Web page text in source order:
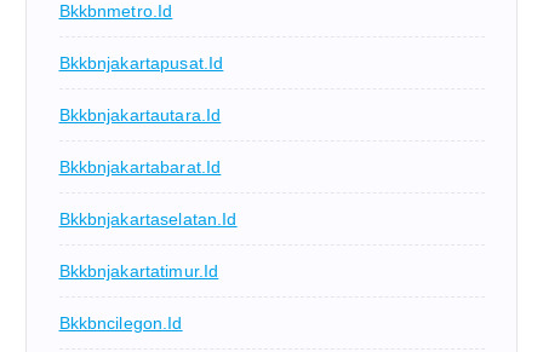
Bkkbnmetro.id
Bkkbnjakartapusat.id
Bkkbnjakartautara.id
Bkkbnjakartabarat.id
Bkkbnjakartaselatan.id
Bkkbnjakartatimur.id
Bkkbncilegon.id